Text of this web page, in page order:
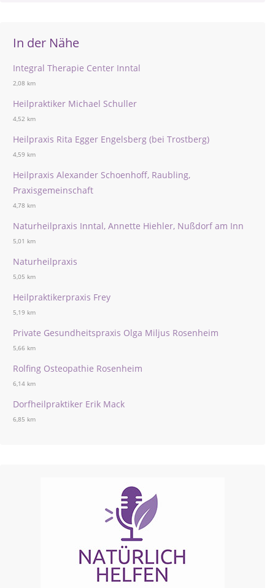
In der Nähe
Integral Therapie Center Inntal
2,08 km
Heilpraktiker Michael Schuller
4,52 km
Heilpraxis Rita Egger Engelsberg (bei Trostberg)
4,59 km
Heilpraxis Alexander Schoenhoff, Raubling,
Praxisgemeinschaft
4,78 km
Naturheilpraxis Inntal, Annette Hiehler, Nußdorf am Inn
5,01 km
Naturheilpraxis
5,05 km
Heilpraktikerpraxis Frey
5,19 km
Private Gesundheitspraxis Olga Miljus Rosenheim
5,66 km
Rolfing Osteopathie Rosenheim
6,14 km
Dorfheilpraktiker Erik Mack
6,85 km